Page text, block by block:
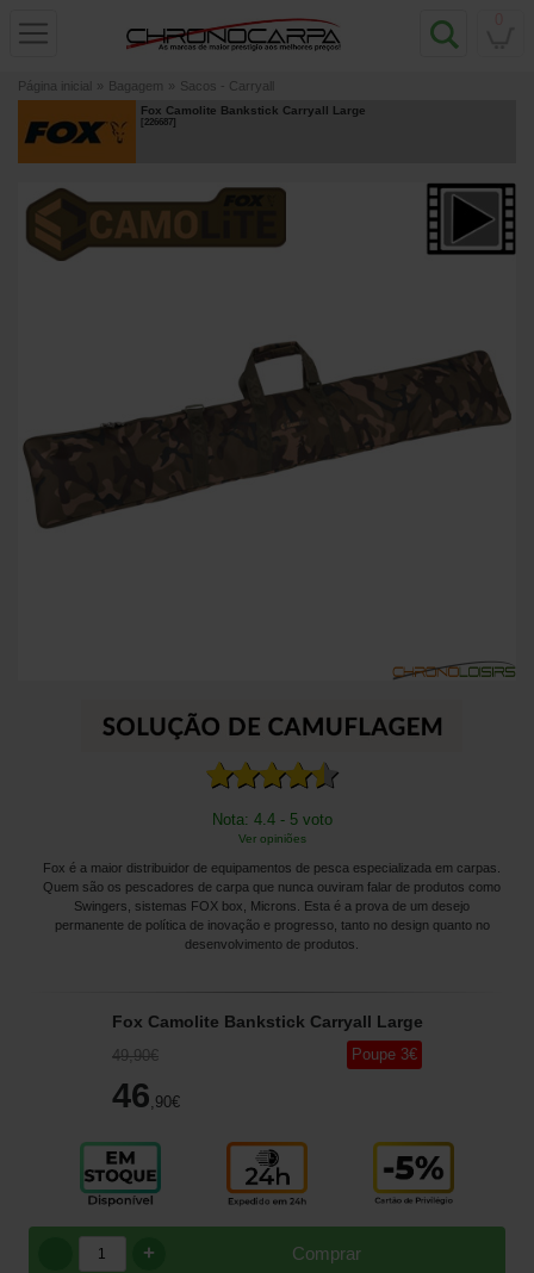
Página inicial » Bagagem » Sacos - Carryall
Fox Camolite Bankstick Carryall Large
[226687]
Nota: 4.4 - 5 voto
Ver opiniões
Fox é a maior distribuidor de equipamentos de pesca especializada em carpas.
Quem são os pescadores de carpa que nunca ouviram falar de produtos como
Swingers, sistemas FOX box, Microns. Esta é a prova de um desejo
permanente de política de inovação e progresso, tanto no design quanto no
desenvolvimento de produtos.
Fox Camolite Bankstick Carryall Large
49,90€
46 ,90€
Poupe 3€
Comprar
+